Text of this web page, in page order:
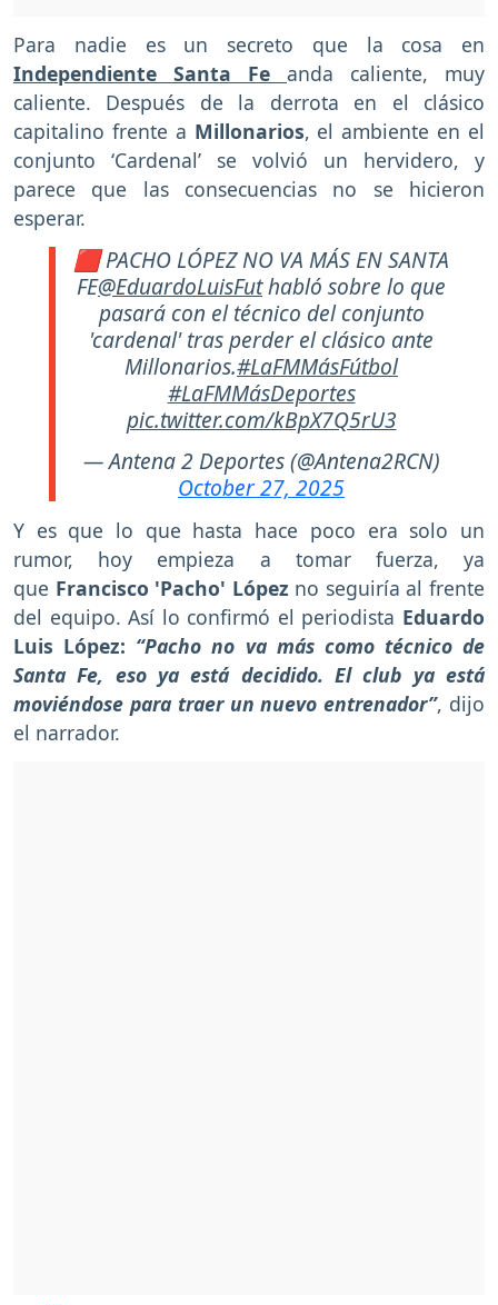
Para nadie es un secreto que la cosa en
Independiente Santa Fe
anda caliente, muy
caliente. Después de la derrota en el clásico
capitalino frente a Millonarios, el ambiente en el
conjunto ‘Cardenal’ se volvió un hervidero, y
parece que las consecuencias no se hicieron
esperar.
🟥 PACHO LÓPEZ NO VA MÁS EN SANTA
FE@EduardoLuisFuthabló sobre lo que
pasará con el técnico del conjunto
'cardenal' tras perder el clásico ante
Millonarios.#LaFMMásFútbol
#LaFMMásDeportes
pic.twitter.com/kBpX7Q5rU3
— Antena 2 Deportes (@Antena2RCN)
October 27, 2025
Y es que lo que hasta hace poco era solo un
rumor, hoy empieza a tomar fuerza, ya
que Francisco 'Pacho' López no seguiría al frente
del equipo. Así lo confirmó el periodista Eduardo
Luis López: “Pacho no va más como técnico de
Santa Fe, eso ya está decidido. El club ya está
moviéndose para traer un nuevo entrenador”, dijo
el narrador.